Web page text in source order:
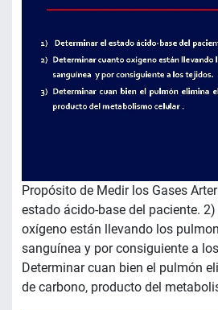
Propósito de Medir los Gases
estado ácido-base del paciente.
oxígeno están llevando los
sanguínea y por consiguiente a
Determinar cuan bien el pulmón
de carbono, producto del